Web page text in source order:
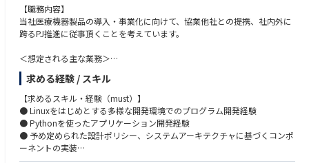
【職務内容】
当社医療機器製品の導入・事業化に向けて、協業他社との提携、社内外に
跨るPJ推進に従事頂くことを考えています。
＜想定される主な業務＞
外科医療における人工知能を活用した手術動画の解析ソフトウェアの設
計、実装、評価を担当いただきます。
● 日本向け医療機器ソフトウェア製品の機能拡張(メジャーアップデート)
● 海外向け医療機器ソフトウェアの横展開、各市場に応じた改修
● 医療機器メーカープロダクトと当社製品とのインテグレーション
( ソフトウェアレイヤ及びハードウェアレイヤで設計が必要）
求める経験 / スキル
【求めるスキル・経験（must）】
● Linuxをはじめとする多様な開発環境でのプログラム開発経験
● Pythonを使ったアプリケーション開発経験
● 予め定められた設計ポリシー、システムアーキテクチャに基づくコンポ
ーネントの実装